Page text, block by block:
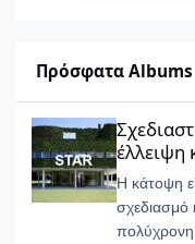
Πρόσφατα Albums
έλλειψη
Η κάτοψη
σχεδιασμό
πολύχρονη